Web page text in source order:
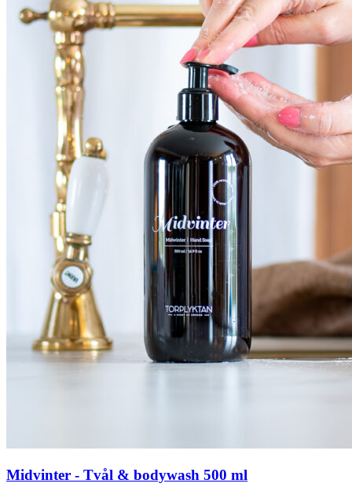
Midvinter - Tvål & bodywash 500 ml